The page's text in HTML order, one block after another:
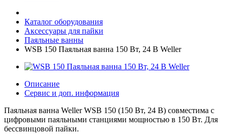
Каталог оборудования
Аксессуары для пайки
Паяльные ванны
WSB 150 Паяльная ванна 150 Вт, 24 В Weller
Описание
Сервис и доп. информация
Паяльная ванна Weller WSB 150 (150 Вт, 24 В) совместима с
цифровыми паяльными станциями мощностью в 150 Вт. Для
бессвинцовой пайки.